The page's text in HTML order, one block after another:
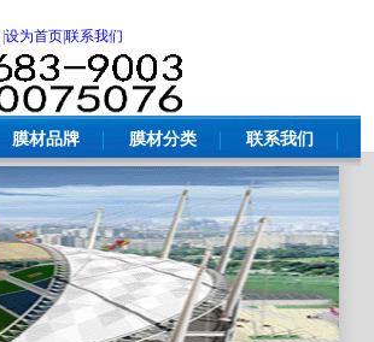
设为首页|联系我们
膜材品牌 膜材分类 联系我们